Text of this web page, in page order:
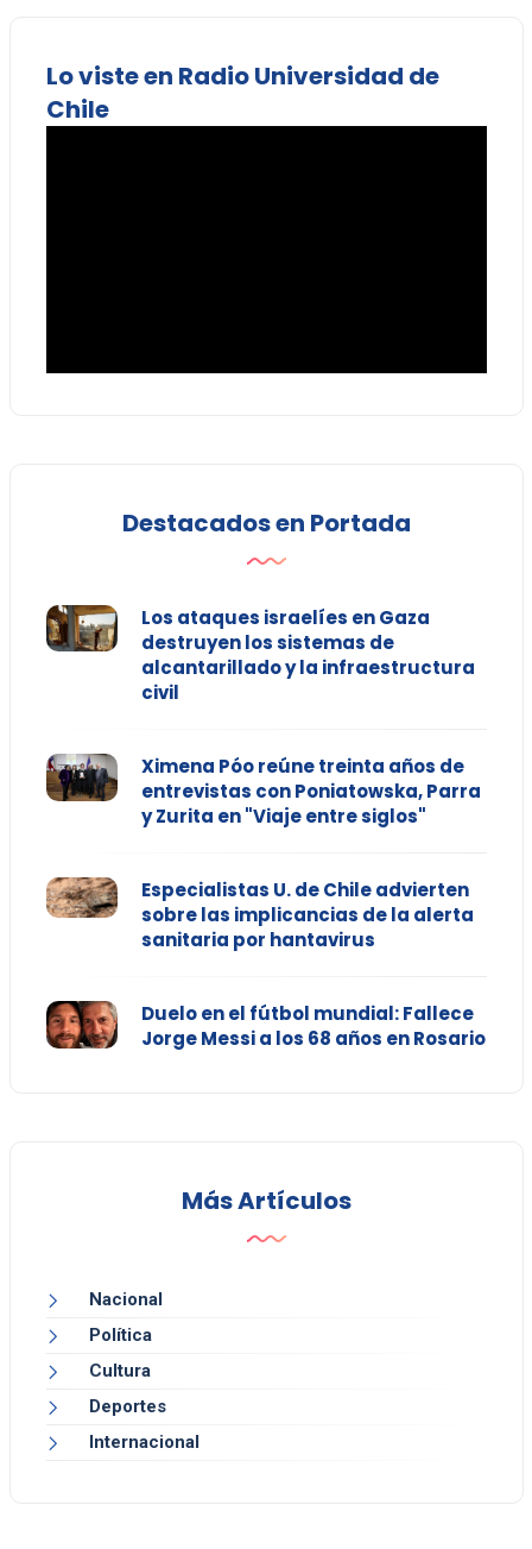
Lo viste en Radio Universidad de
Chile
Destacados en Portada
Los ataques israelíes en Gaza
destruyen los sistemas de
alcantarillado y la infraestructura
civil
Ximena Póo reúne treinta años de
entrevistas con Poniatowska, Parra
y Zurita en "Viaje entre siglos"
Especialistas U. de Chile advierten
sobre las implicancias de la alerta
sanitaria por hantavirus
Duelo en el fútbol mundial: Fallece
Jorge Messi a los 68 años en Rosario
Más Artículos
Nacional
Política
Cultura
Deportes
Internacional